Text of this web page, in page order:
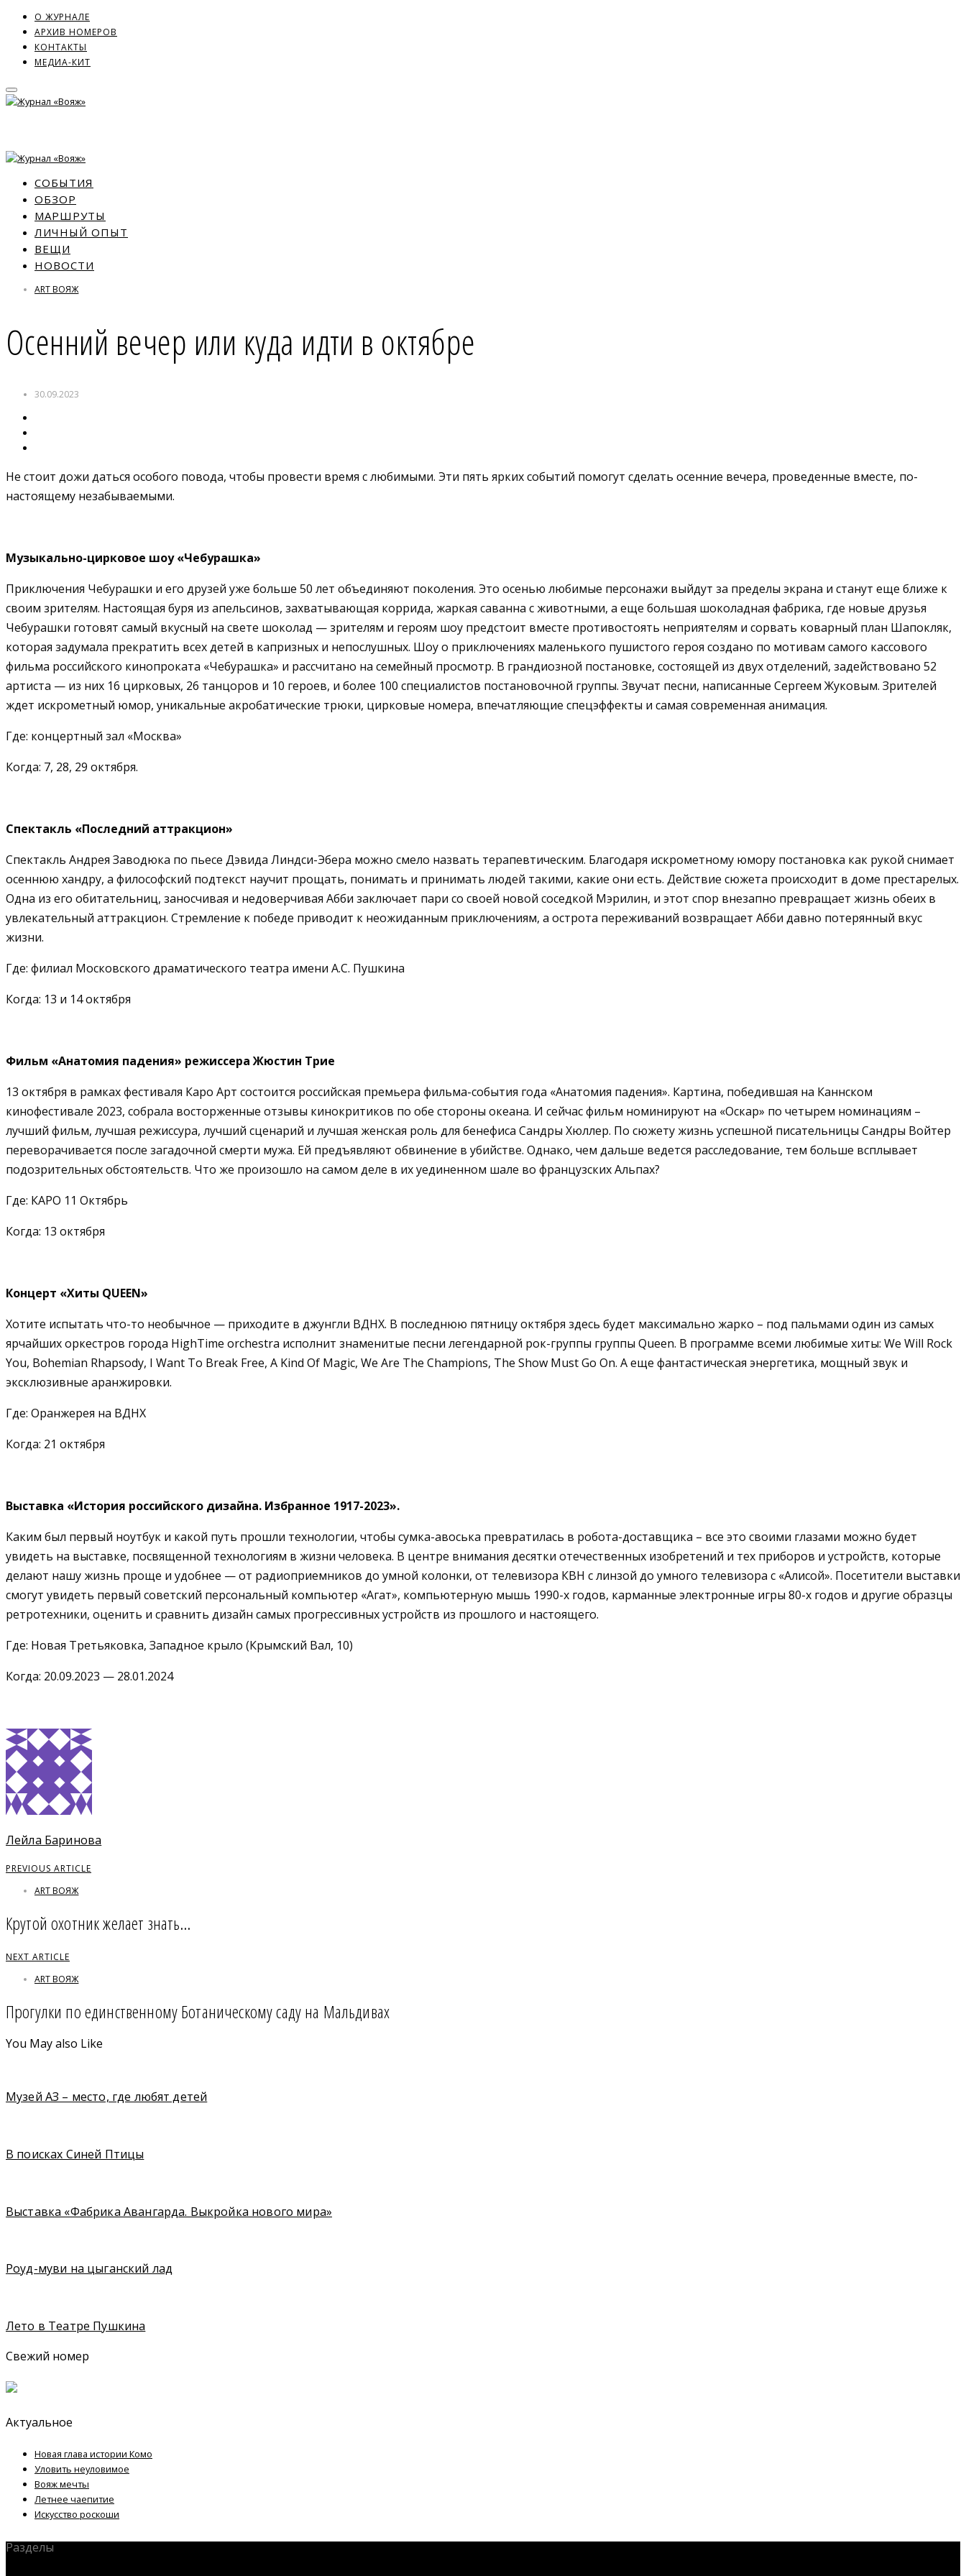
О ЖУРНАЛЕ
АРХИВ НОМЕРОВ
КОНТАКТЫ
МЕДИА-КИТ
СОБЫТИЯ
ОБЗОР
МАРШРУТЫ
ЛИЧНЫЙ ОПЫТ
ВЕЩИ
НОВОСТИ
ART ВОЯЖ
Осенний вечер или куда идти в октябре
30.09.2023
Не стоит дожи даться особого повода, чтобы провести время с любимыми. Эти пять ярких событий помогут сделать осенние вечера, проведенные вместе, по-
настоящему незабываемыми.
Музыкально-цирковое шоу «Чебурашка»
Приключения Чебурашки и его друзей уже больше 50 лет объединяют поколения. Это осенью любимые персонажи выйдут за пределы экрана и станут еще ближе к
своим зрителям. Настоящая буря из апельсинов, захватывающая коррида, жаркая саванна с животными, а еще большая шоколадная фабрика, где новые друзья
Чебурашки готовят самый вкусный на свете шоколад — зрителям и героям шоу предстоит вместе противостоять неприятелям и сорвать коварный план Шапокляк,
которая задумала прекратить всех детей в капризных и непослушных. Шоу о приключениях маленького пушистого героя создано по мотивам самого кассового
фильма российского кинопроката «Чебурашка» и рассчитано на семейный просмотр. В грандиозной постановке, состоящей из двух отделений, задействовано 52
артиста — из них 16 цирковых, 26 танцоров и 10 героев, и более 100 специалистов постановочной группы. Звучат песни, написанные Сергеем Жуковым. Зрителей
ждет искрометный юмор, уникальные акробатические трюки, цирковые номера, впечатляющие спецэффекты и самая современная анимация.
Где: концертный зал «Москва»
Когда: 7, 28, 29 октября.
Спектакль «Последний аттракцион»
Спектакль Андрея Заводюка по пьесе Дэвида Линдси-Эбера можно смело назвать терапевтическим. Благодаря искрометному юмору постановка как рукой снимает
осеннюю хандру, а философский подтекст научит прощать, понимать и принимать людей такими, какие они есть. Действие сюжета происходит в доме престарелых.
Одна из его обитательниц, заносчивая и недоверчивая Абби заключает пари со своей новой соседкой Мэрилин, и этот спор внезапно превращает жизнь обеих в
увлекательный аттракцион. Стремление к победе приводит к неожиданным приключениям, а острота переживаний возвращает Абби давно потерянный вкус
жизни.
Где: филиал Московского драматического театра имени А.С. Пушкина
Когда: 13 и 14 октября
Фильм «Анатомия падения» режиссера Жюстин Трие
13 октября в рамках фестиваля Каро Арт состоится российская премьера фильма-события года «Анатомия падения». Картина, победившая на Каннском
кинофестивале 2023, собрала восторженные отзывы кинокритиков по обе стороны океана. И сейчас фильм номинируют на «Оскар» по четырем номинациям –
лучший фильм, лучшая режиссура, лучший сценарий и лучшая женская роль для бенефиса Сандры Хюллер. По сюжету жизнь успешной писательницы Сандры Войтер
переворачивается после загадочной смерти мужа. Ей предъявляют обвинение в убийстве. Однако, чем дальше ведется расследование, тем больше всплывает
подозрительных обстоятельств. Что же произошло на самом деле в их уединенном шале во французских Альпах?
Где: КАРО 11 Октябрь
Когда: 13 октября
Концерт «Хиты QUEEN»
Хотите испытать что-то необычное — приходите в джунгли ВДНХ. В последнюю пятницу октября здесь будет максимально жарко – под пальмами один из самых
ярчайших оркестров города HighTime orchestra исполнит знаменитые песни легендарной рок-группы группы Queen. В программе всеми любимые хиты: We Will Rock
You, Bohemian Rhapsody, I Want To Break Free, A Kind Of Magic, We Are The Champions, The Show Must Go On. А еще фантастическая энергетика, мощный звук и
эксклюзивные аранжировки.
Где: Оранжерея на ВДНХ
Когда: 21 октября
Выставка «История российского дизайна. Избранное 1917-2023».
Каким был первый ноутбук и какой путь прошли технологии, чтобы сумка-авоська превратилась в робота-доставщика – все это своими глазами можно будет
увидеть на выставке, посвященной технологиям в жизни человека. В центре внимания десятки отечественных изобретений и тех приборов и устройств, которые
делают нашу жизнь проще и удобнее — от радиоприемников до умной колонки, от телевизора КВН с линзой до умного телевизора с «Алисой». Посетители выставки
смогут увидеть первый советский персональный компьютер «Агат», компьютерную мышь 1990-х годов, карманные электронные игры 80-х годов и другие образцы
ретротехники, оценить и сравнить дизайн самых прогрессивных устройств из прошлого и настоящего.
Где: Новая Третьяковка, Западное крыло (Крымский Вал, 10)
Когда: 20.09.2023 — 28.01.2024
Лейла Баринова
PREVIOUS ARTICLE
ART ВОЯЖ
Крутой охотник желает знать…
NEXT ARTICLE
ART ВОЯЖ
Прогулки по единственному Ботаническому саду на Мальдивах
You May also Like
Музей АЗ – место, где любят детей
В поисках Синей Птицы
Выставка «Фабрика Авангарда. Выкройка нового мира»
Роуд-муви на цыганский лад
Лето в Театре Пушкина
Свежий номер
Актуальное
Новая глава истории Комо
Уловить неуловимое
Вояж мечты
Летнее чаепитие
Искусство роскоши
Разделы